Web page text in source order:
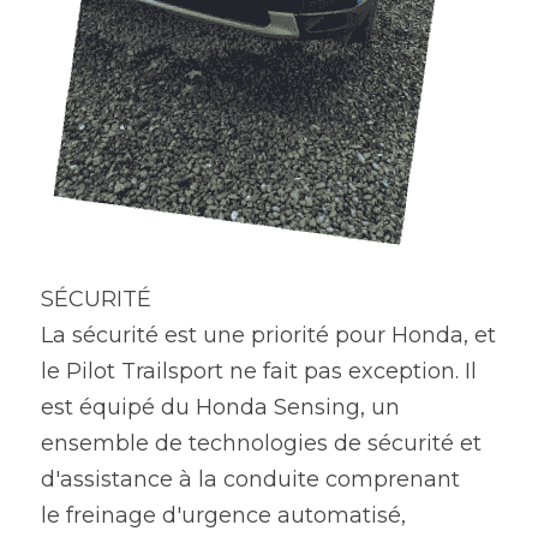
SÉCURITÉ
La sécurité est une priorité pour Honda, et
le Pilot Trailsport ne fait pas exception. Il
est équipé du Honda Sensing, un
ensemble de technologies de sécurité et
d'assistance à la conduite comprenant
le freinage d'urgence automatisé,